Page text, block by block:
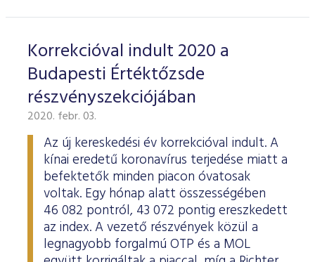
Korrekcióval indult 2020 a
Budapesti Értéktőzsde
részvényszekciójában
2020. febr. 03.
Az új kereskedési év korrekcióval indult. A
kínai eredetű koronavírus terjedése miatt a
befektetők minden piacon óvatosak
voltak. Egy hónap alatt összességében
46 082 pontról, 43 072 pontig ereszkedett
az index. A vezető részvények közül a
legnagyobb forgalmú OTP és a MOL